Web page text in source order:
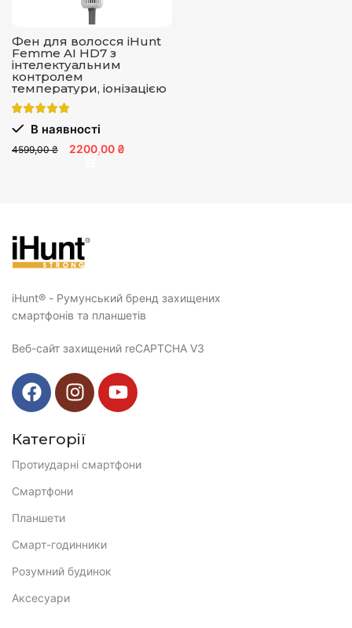
Фен для волосся iHunt
Femme AI HD7 з
інтелектуальним
контролем
температури, іонізацією
та швидкісним
сушінням
В наявності
4599,00 ₴ 2200,00 ₴
iHunt® - Румунський бренд захищених
смартфонів та планшетів
Веб-сайт захищений reCAPTCHA V3
Категорії
Протиударні смартфони
Смартфони
Планшети
Смарт-годинники
Розумний будинок
Аксесуари